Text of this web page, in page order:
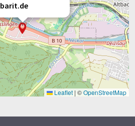
barit.de
Leaflet | ©OpenStreetMap